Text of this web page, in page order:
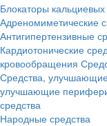
Блокаторы
Адреномиметические
Антигипертензивные
Кардиотонические
кровообращения
Средства,
улучшающие
средства
Народные средства